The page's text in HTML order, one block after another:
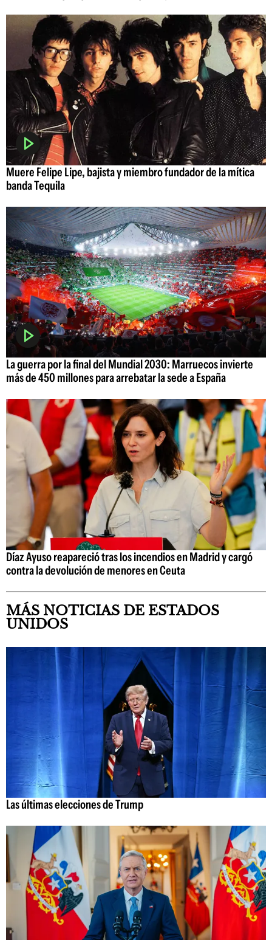
Muere Felipe Lipe, bajista y miembro fundador de la mítica
banda Tequila
La guerra por la final del Mundial 2030: Marruecos invierte
más de 450 millones para arrebatar la sede a España
Díaz Ayuso reapareció tras los incendios en Madrid y cargó
contra la devolución de menores en Ceuta
MÁS NOTICIAS DE ESTADOS
UNIDOS
Las últimas elecciones de Trump